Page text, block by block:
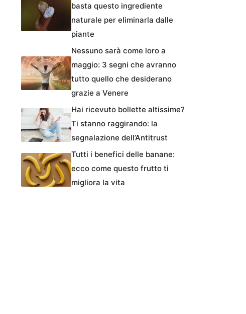
basta questo ingrediente
naturale per eliminarla dalle
piante
Nessuno sarà come loro a
maggio: 3 segni che avranno
tutto quello che desiderano
grazie a Venere
Hai ricevuto bollette altissime?
Ti stanno raggirando: la
segnalazione dell’Antitrust
Tutti i benefici delle banane:
ecco come questo frutto ti
migliora la vita